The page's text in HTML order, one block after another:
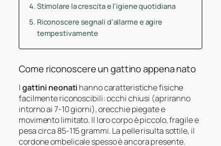
Stimolare la crescita e l’igiene quotidiana
Riconoscere segnali d’allarme e agire
tempestivamente
Come riconoscere un gattino appena nato
Igattini neonati hanno caratteristiche fisiche
facilmente riconoscibili: occhi chiusi (apriranno
intorno ai 7-10 giorni), orecchie piegate e
movimento limitato. Il loro corpo è piccolo, fragile e
pesa circa 85-115 grammi. La pelle risulta sottile, il
cordone ombelicale spesso è ancora presente.